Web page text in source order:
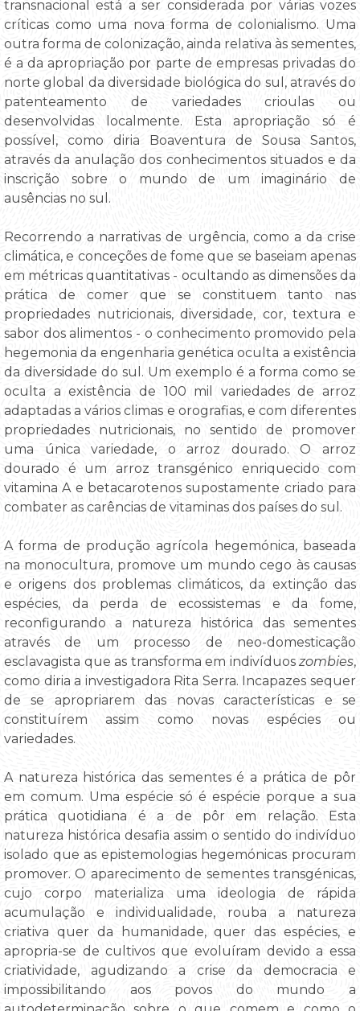
transnacional está a ser considerada por várias vozes
críticas como uma nova forma de colonialismo. Uma
outra forma de colonização, ainda relativa às sementes,
é a da apropriação por parte de empresas privadas do
norte global da diversidade biológica do sul, através do
patenteamento de variedades crioulas ou
desenvolvidas localmente. Esta apropriação só é
possível, como diria Boaventura de Sousa Santos,
através da anulação dos conhecimentos situados e da
inscrição sobre o mundo de um imaginário de
ausências no sul.
Recorrendo a narrativas de urgência, como a da crise
climática, e conceções de fome que se baseiam apenas
em métricas quantitativas - ocultando as dimensões da
prática de comer que se constituem tanto nas
propriedades nutricionais, diversidade, cor, textura e
sabor dos alimentos - o conhecimento promovido pela
hegemonia da engenharia genética oculta a existência
da diversidade do sul. Um exemplo é a forma como se
oculta a existência de 100 mil variedades de arroz
adaptadas a vários climas e orografias, e com diferentes
propriedades nutricionais, no sentido de promover
uma única variedade, o arroz dourado. O arroz
dourado é um arroz transgénico enriquecido com
vitamina A e betacarotenos supostamente criado para
combater as carências de vitaminas dos países do sul.
A forma de produção agrícola hegemónica, baseada
na monocultura, promove um mundo cego às causas
e origens dos problemas climáticos, da extinção das
espécies, da perda de ecossistemas e da fome,
reconfigurando a natureza histórica das sementes
através de um processo de neo-domesticação
esclavagista que as transforma em indivíduos zombies,
como diria a investigadora Rita Serra. Incapazes sequer
de se apropriarem das novas características e se
constituírem assim como novas espécies ou
variedades.
A natureza histórica das sementes é a prática de pôr
em comum. Uma espécie só é espécie porque a sua
prática quotidiana é a de pôr em relação. Esta
natureza histórica desafia assim o sentido do indivíduo
isolado que as epistemologias hegemónicas procuram
promover. O aparecimento de sementes transgénicas,
cujo corpo materializa uma ideologia de rápida
acumulação e individualidade, rouba a natureza
criativa quer da humanidade, quer das espécies, e
apropria-se de cultivos que evoluíram devido a essa
criatividade, agudizando a crise da democracia e
impossibilitando aos povos do mundo a